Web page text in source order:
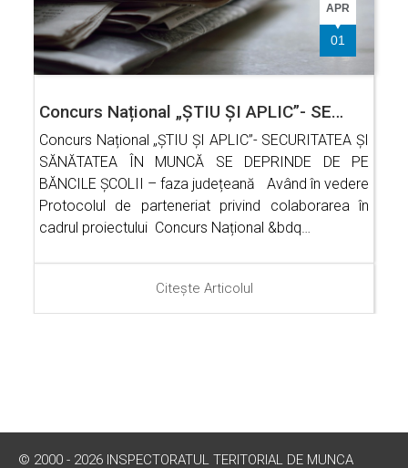
APR
01
Concurs Național „ȘTIU ȘI APLIC”- SE…
Concurs Național „ȘTIU ȘI APLIC”- SECURITATEA ȘI
SĂNĂTATEA ÎN MUNCĂ SE DEPRINDE DE PE
BĂNCILE ȘCOLII – faza județeană Având în vedere
Protocolul de parteneriat privind colaborarea în
cadrul proiectului Concurs Național &bdq…
Citește Articolul
© 2000 - 2026 INSPECTORATUL TERITORIAL DE MUNCA